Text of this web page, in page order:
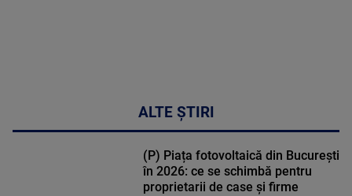
ALTE ȘTIRI
(P) Piața fotovoltaică din București
în 2026: ce se schimbă pentru
proprietarii de case și firme